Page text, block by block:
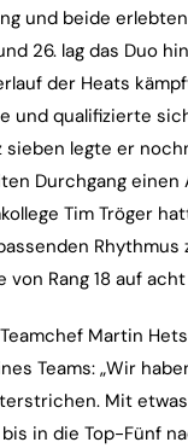
und beide
26. lag das Duo
der Heats
und qualifizierte
sieben legte er
Durchgang einen
Tim Tröger
Rhythmus
von Rang 18 auf
Martin
Teams: „Wir
Mit
in die Top-Fünf